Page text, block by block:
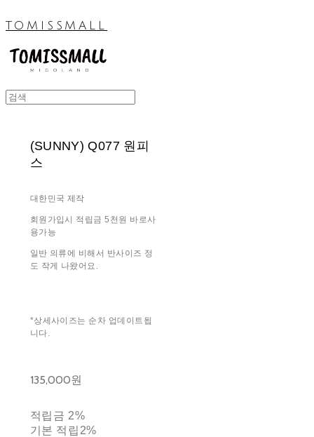
TOMISSMALL
(SUNNY) Q077 원피
스
대한민국 제작
회원가입시 적립금 5천원 바로사
용가능
일반 의류에 비해서 반사이즈 정
도 작게 나왔어요.
*상세사이즈는 순차 업데이트됩
니다.
135,000원
적립금 2%
기본 적립 2%